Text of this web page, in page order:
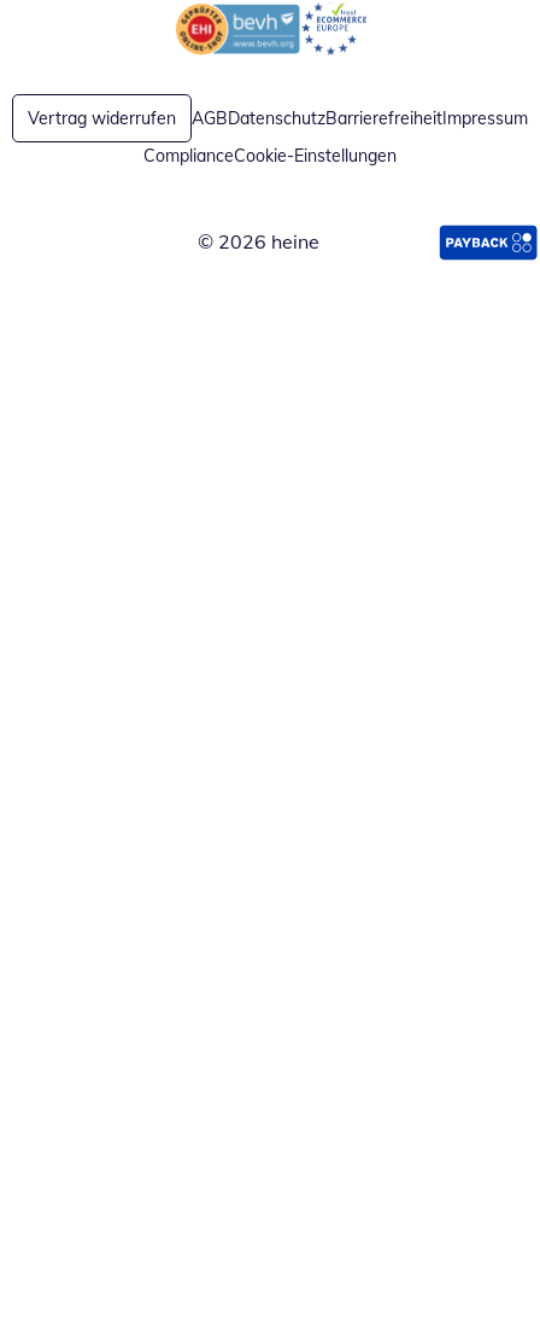
Öffnet in neuem FensterÖffnet in neuem Fenster
Vertrag widerrufen AGBDatenschutzBarrierefreiheitImpressum
ComplianceCookie-Einstellungen
© 2026 heine